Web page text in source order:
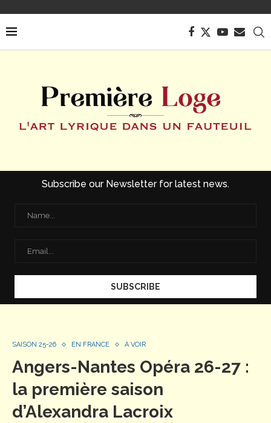
Subscribe our Newsletter for latest news.
SAISON 25-26 EN FRANCE À VOIR
Angers-Nantes Opéra 26-27 :
la première saison
d’Alexandra Lacroix